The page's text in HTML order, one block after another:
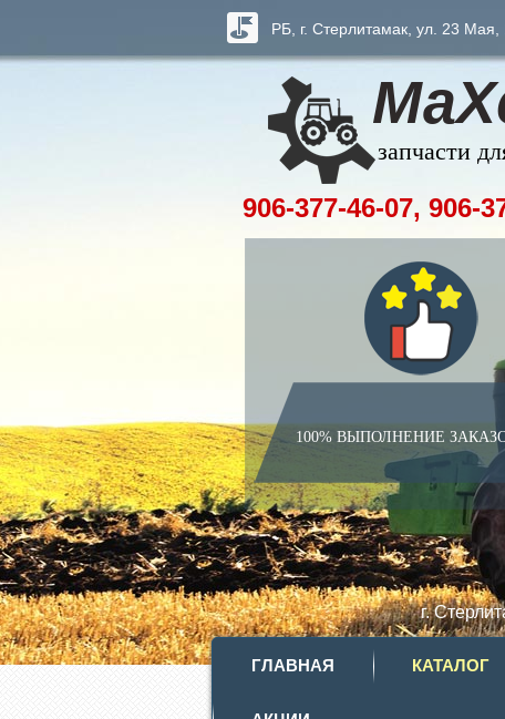
запчасти
100% ВЫПОЛНЕНИЕ
РБ, г. Стерлитамак, ул. 23 Мая,
г.
906-377-46-07, 906-
ГЛАВНАЯ КАТАЛОГ